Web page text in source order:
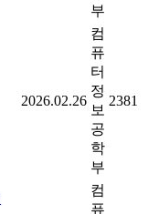
부
2026.02.26
컴
퓨
터
정
보
공
학
부
2381
컴
퓨